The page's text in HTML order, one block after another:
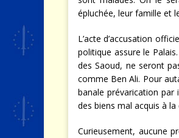
épluchée, leur famille et
L’acte d’accusation
politique assure le
des Saoud, ne seront
comme Ben Ali. Pour
banale prévarication
des biens mal acquis à
Curieusement, aucune